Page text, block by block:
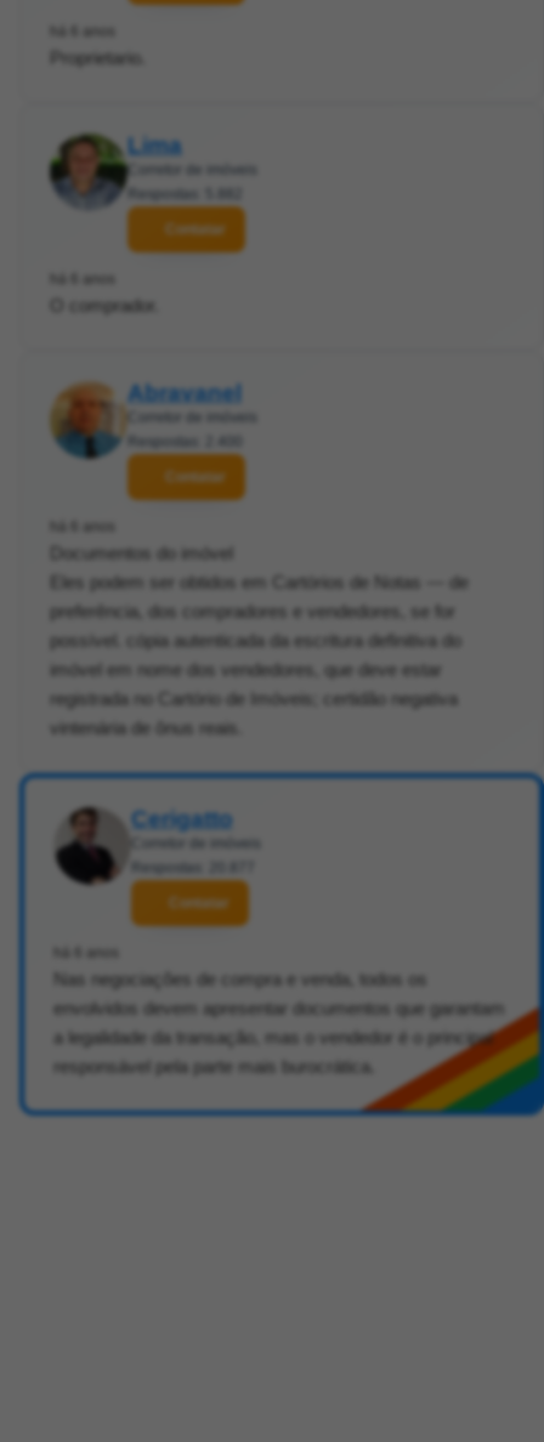
há 6 anos
Proprietario.
Lima
Corretor de imóveis
Respostas: 5.882
Contatar
há 6 anos
O comprador.
Abravanel
Corretor de imóveis
Respostas: 2.400
Contatar
há 6 anos
Documentos do imóvel
Eles podem ser obtidos em Cartórios de Notas — de
preferência, dos compradores e vendedores, se for
possível. cópia autenticada da escritura definitiva do
imóvel em nome dos vendedores, que deve estar
registrada no Cartório de Imóveis; certidão negativa
vintenária de ônus reais.
Cerigatto
Corretor de imóveis
Respostas: 20.877
Contatar
há 6 anos
Nas negociações de compra e venda, todos os
envolvidos devem apresentar documentos que garantam
a legalidade da transação, mas o vendedor é o principal
responsável pela parte mais burocrática.